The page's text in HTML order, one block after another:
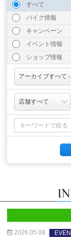
すべて
バイク情報
キャンペーン
イベント情報
ショップ情報
2026.05.08